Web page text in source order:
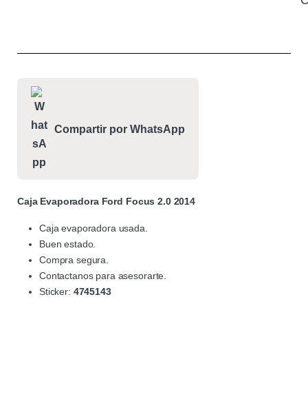
Compartir por WhatsApp
Caja Evaporadora Ford Focus 2.0 2014
Caja evaporadora usada.
Buen estado.
Compra segura.
Contactanos para asesorarte.
Sticker: 4745143